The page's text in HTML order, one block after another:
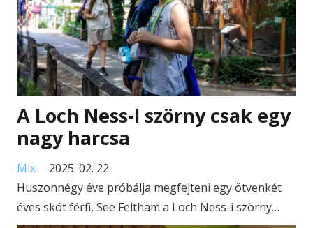
A Loch Ness-i szörny csak egy
nagy harcsa
Mix
2025. 02. 22.
Huszonnégy éve próbálja megfejteni egy ötvenkét
éves skót férfi, See Feltham a Loch Ness-i szörny…